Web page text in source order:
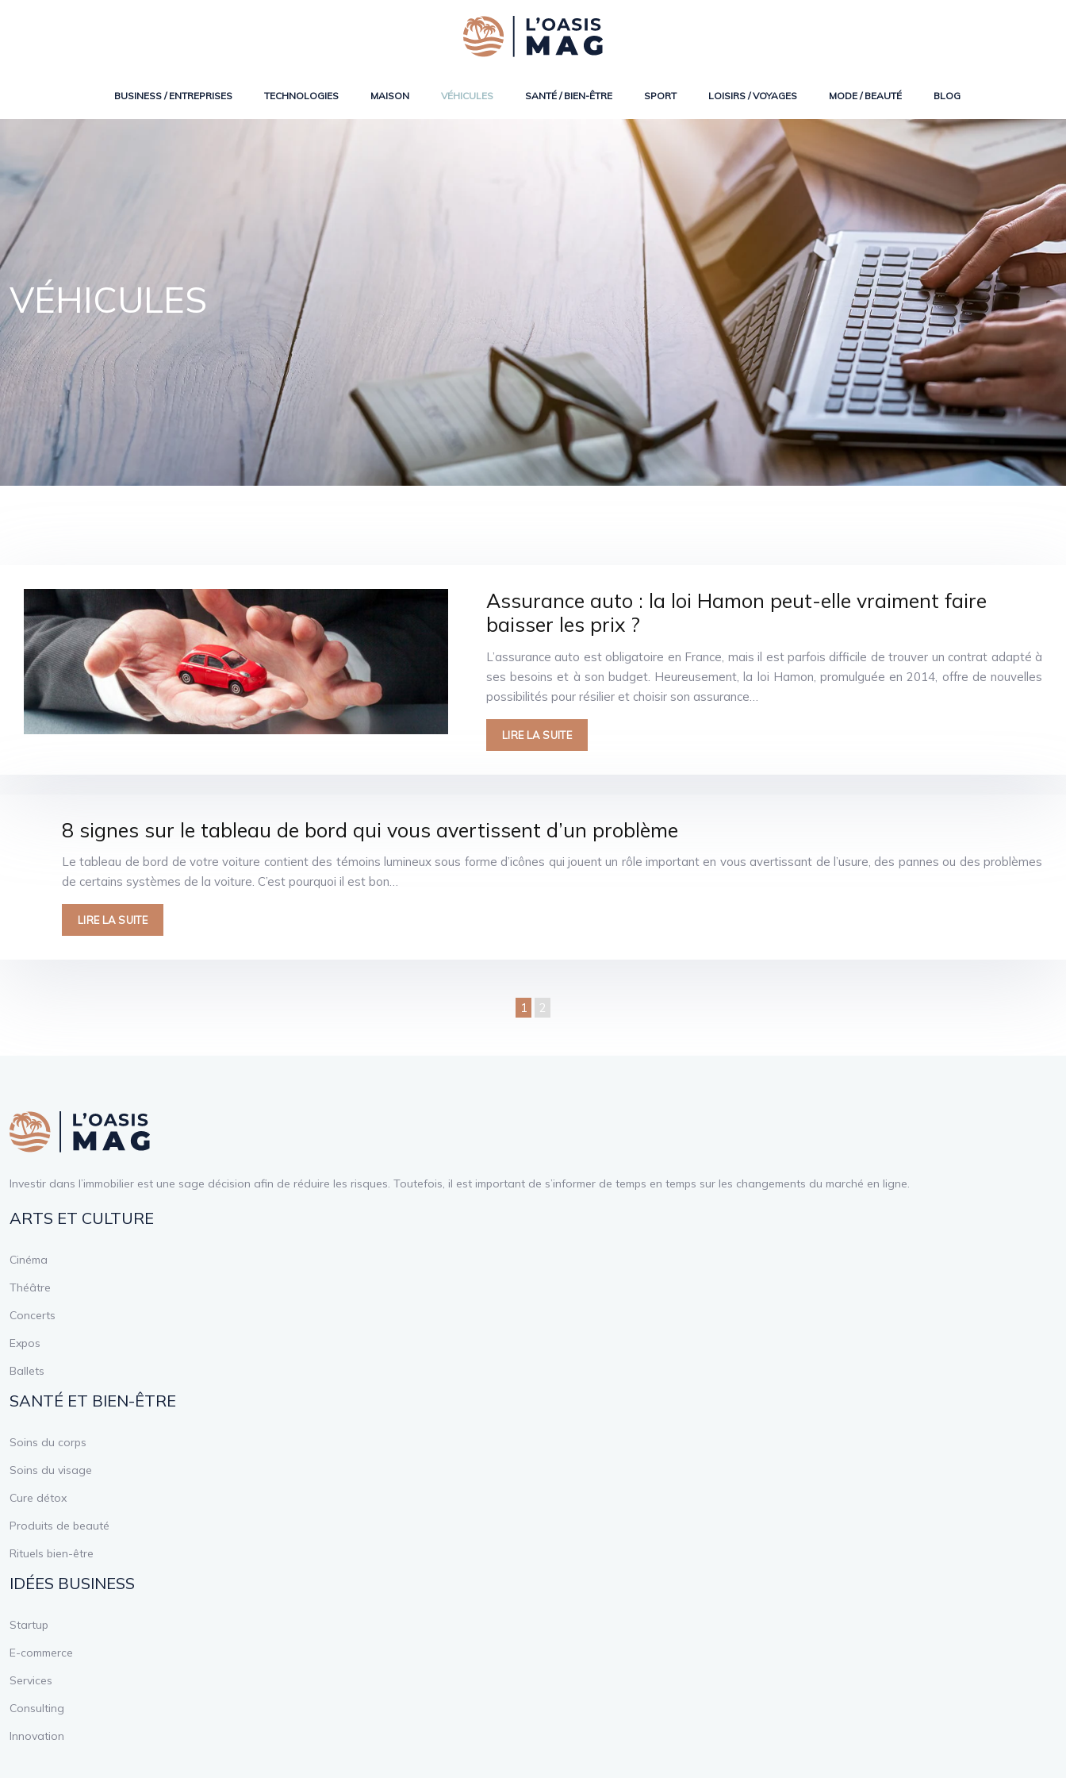
BUSINESS / ENTREPRISES TECHNOLOGIES MAISON VÉHICULES SANTÉ / BIEN-ÊTRE SPORT LOISIRS / VOYAGES MODE / BEAUTÉ BLOG
VÉHICULES
Assurance auto : la loi Hamon peut-elle vraiment faire
baisser les prix ?
L’assurance auto est obligatoire en France, mais il est parfois difficile de trouver un contrat adapté à
ses besoins et à son budget. Heureusement, la loi Hamon, promulguée en 2014, offre de nouvelles
possibilités pour résilier et choisir son assurance…
LIRE LA SUITE
8 signes sur le tableau de bord qui vous avertissent d’un problème
Le tableau de bord de votre voiture contient des témoins lumineux sous forme d’icônes qui jouent un rôle important en vous avertissant de l’usure, des pannes ou des problèmes
de certains systèmes de la voiture. C’est pourquoi il est bon…
LIRE LA SUITE
1 2
Investir dans l’immobilier est une sage décision afin de réduire les risques. Toutefois, il est important de s’informer de temps en temps sur les changements du marché en ligne.
ARTS ET CULTURE
Cinéma
Théâtre
Concerts
Expos
Ballets
SANTÉ ET BIEN-ÊTRE
Soins du corps
Soins du visage
Cure détox
Produits de beauté
Rituels bien-être
IDÉES BUSINESS
Startup
E-commerce
Services
Consulting
Innovation